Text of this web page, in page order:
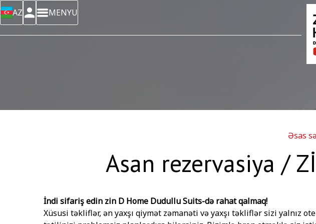
AZ MENYU
Əsas
Asan rezervasiya /
İndi sifariş edin zin D Home Dudullu Suits-də rahat qalmaq!
Xüsusi təkliflər, ən yaxşı qiymət zəmanəti və yaxşı təkliflər sizi yalnız